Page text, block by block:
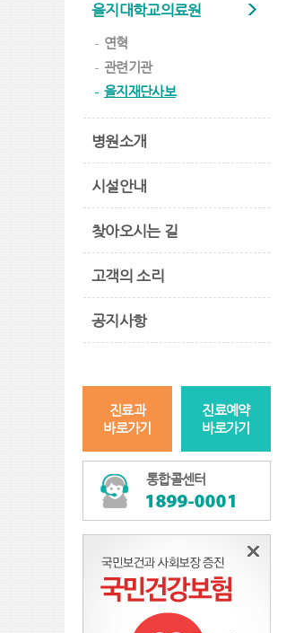
을지대학교의료원
연혁
관련기관
을지재단사보
병원소개
시설안내
찾아오시는 길
고객의 소리
공지사항
진료과
바로가기
진료예약
바로가기
통합콜센터